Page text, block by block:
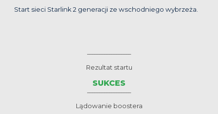
Start sieci Starlink 2 generacji ze wschodniego wybrzeża.
Rezultat startu
SUKCES
Lądowanie boostera